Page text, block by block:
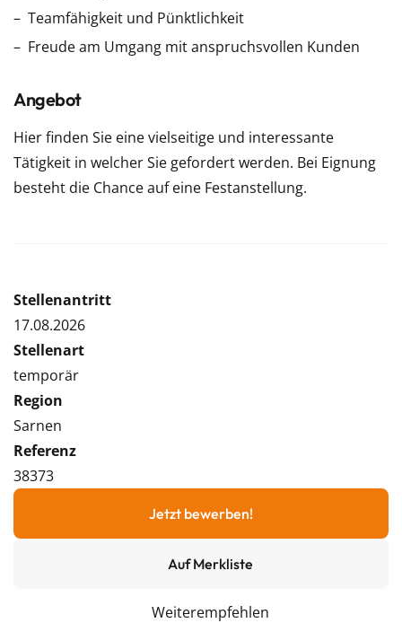
Teamfähigkeit und Pünktlichkeit
Freude am Umgang mit anspruchsvollen Kunden
Angebot
Hier finden Sie eine vielseitige und interessante
Tätigkeit in welcher Sie gefordert werden. Bei Eignung
besteht die Chance auf eine Festanstellung.
Stellenantritt
17.08.2026
Stellenart
temporär
Region
Sarnen
Referenz
38373
Jetzt bewerben!
Auf Merkliste
Weiterempfehlen